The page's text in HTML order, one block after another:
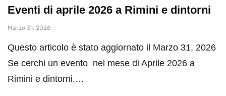
Eventi di aprile 2026 a Rimini e dintorni
Marzo 31, 2026
Questo articolo è stato aggiornato il Marzo 31, 2026
Se cerchi un evento nel mese di Aprile 2026 a
Rimini e dintorni,…